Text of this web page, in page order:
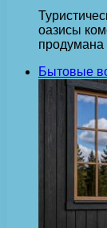
оазисы
продумана
Бытовые